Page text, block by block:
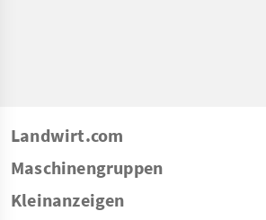
Landwirt.com
Maschinengruppen
Kleinanzeigen